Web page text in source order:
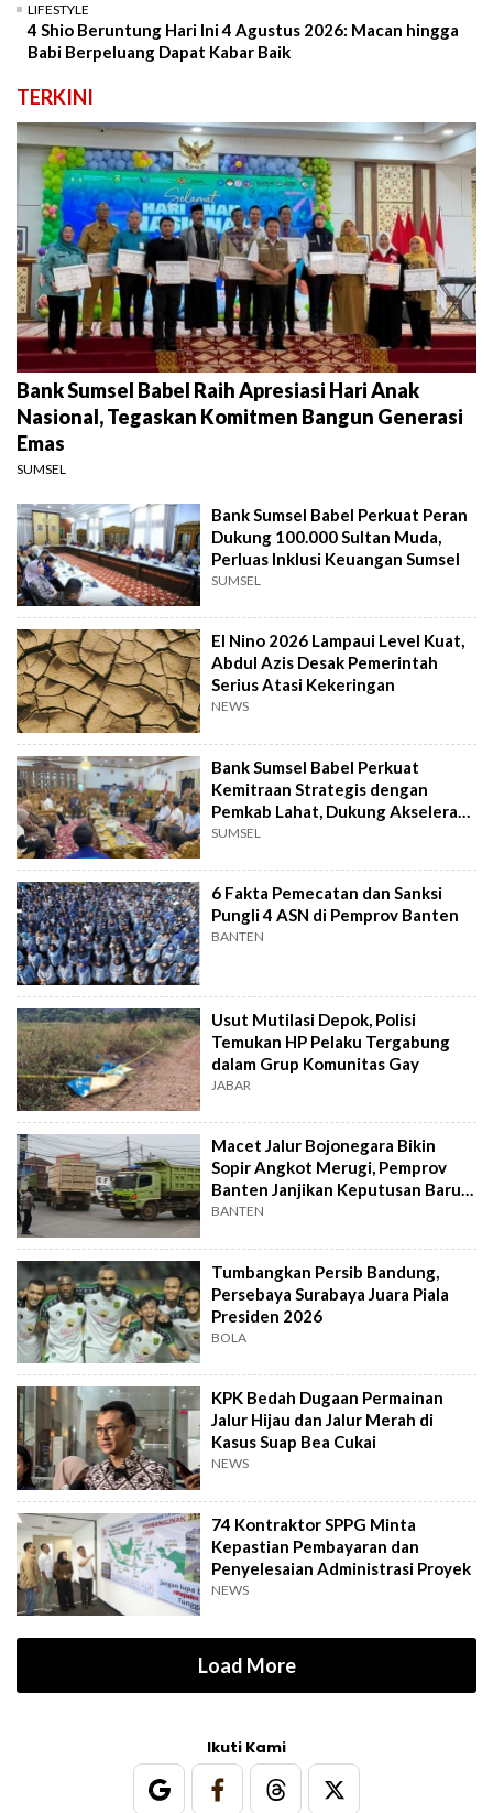
LIFESTYLE
4 Shio Beruntung Hari Ini 4 Agustus 2026: Macan hingga
Babi Berpeluang Dapat Kabar Baik
TERKINI
Bank Sumsel Babel Raih Apresiasi Hari Anak
Nasional, Tegaskan Komitmen Bangun Generasi
Emas
SUMSEL
Bank Sumsel Babel Perkuat Peran
Dukung 100.000 Sultan Muda,
Perluas Inklusi Keuangan Sumsel
SUMSEL
El Nino 2026 Lampaui Level Kuat,
Abdul Azis Desak Pemerintah
Serius Atasi Kekeringan
NEWS
Bank Sumsel Babel Perkuat
Kemitraan Strategis dengan
Pemkab Lahat, Dukung Akselerasi
Ekonomi Daerah
SUMSEL
6 Fakta Pemecatan dan Sanksi
Pungli 4 ASN di Pemprov Banten
BANTEN
Usut Mutilasi Depok, Polisi
Temukan HP Pelaku Tergabung
dalam Grup Komunitas Gay
JABAR
Macet Jalur Bojonegara Bikin
Sopir Angkot Merugi, Pemprov
Banten Janjikan Keputusan Baru 4
Hari Lagi
BANTEN
Tumbangkan Persib Bandung,
Persebaya Surabaya Juara Piala
Presiden 2026
BOLA
KPK Bedah Dugaan Permainan
Jalur Hijau dan Jalur Merah di
Kasus Suap Bea Cukai
NEWS
74 Kontraktor SPPG Minta
Kepastian Pembayaran dan
Penyelesaian Administrasi Proyek
NEWS
Load More
Ikuti Kami